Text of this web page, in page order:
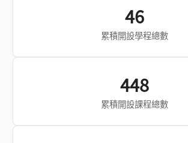
46
累積開設學程總數
448
累積開設課程總數